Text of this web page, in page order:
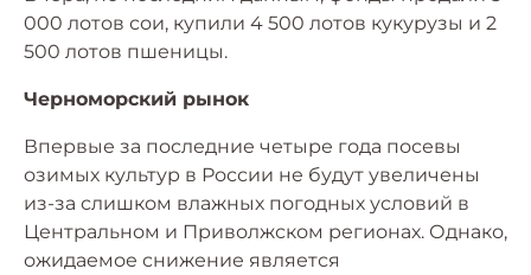
000 лотов сои, купили 4 500 лотов кукурузы и 2
500 лотов пшеницы.
Черноморский рынок
Впервые за последние четыре года посевы
озимых культур в России не будут увеличены
из-за слишком влажных погодных условий в
Центральном и Приволжском регионах. Однако,
ожидаемое снижение является